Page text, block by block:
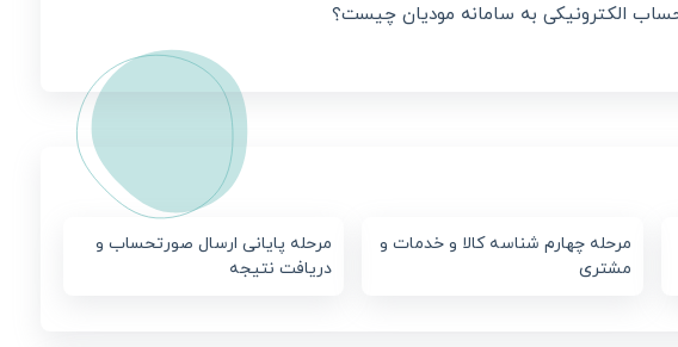
مرحله چهارم شناسه کالا و خدمات و
مشتری
مرحله پایانی ارسال صورتحساب و
دریافت نتیجه